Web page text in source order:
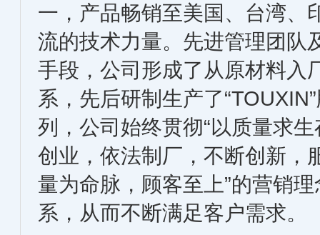
一，产品畅销至美国、台湾、
流的技术力量。先进管理团队
手段，公司形成了从原材料入
系，先后研制生产了
列，公司始终贯彻“以质量求
创业，依法制厂，不断创新，
量为命脉，顾客至上”的营销
系，从而不断满足客户需求。